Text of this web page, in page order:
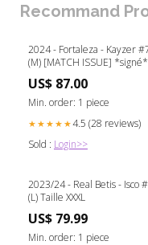
Recommand
2024 - Fortaleza - Kayzer
(M) [MATCH ISSUE] *signé*
US$ 87.00
Min. order: 1 piece
★★★★★4.5 (28 reviews)
Sold : Login>>
2023/24 - Real Betis - Isco
(L) Taille XXXL
US$ 79.99
Min. order: 1 piece